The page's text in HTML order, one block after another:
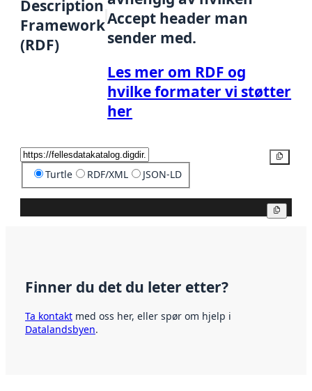
Description
Framework
(RDF)
Accept header man
sender med.
Les mer om RDF og
hvilke formater vi støtter
her
Turtle RDF/XML JSON-LD
Finner du det du leter etter?
Ta kontakt med oss her, eller spør om hjelp i
Datalandsbyen.